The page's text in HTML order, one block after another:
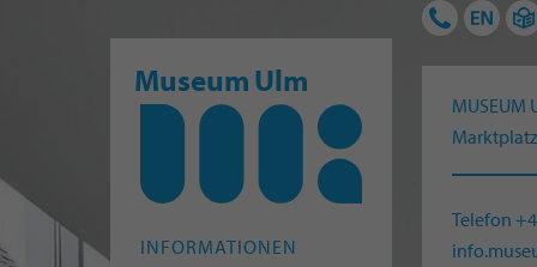
Museum Ulm
INFORMATIONEN
MUSEUM
Telefon